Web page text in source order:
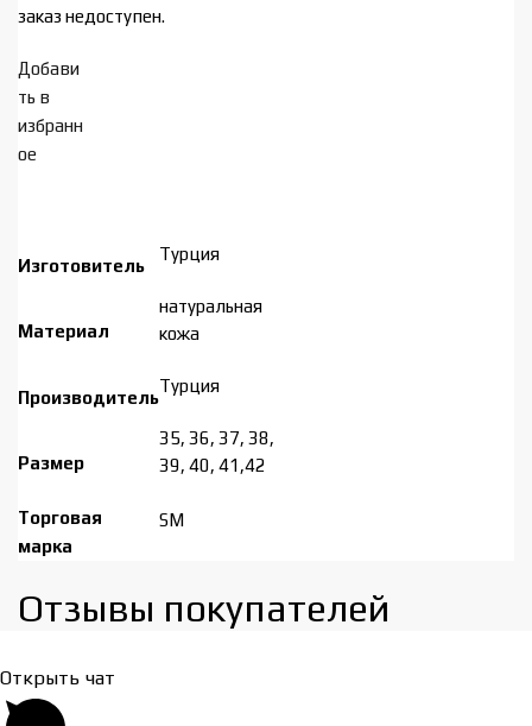
заказ недоступен.
Добави
ть в
избранн
ое
Изготовитель
Турция
Материал
натуральная
кожа
Производитель
Турция
Размер
35, 36, 37, 38,
39, 40, 41,42
Торговая
марка
SM
Отзывы покупателей​
Открыть чат